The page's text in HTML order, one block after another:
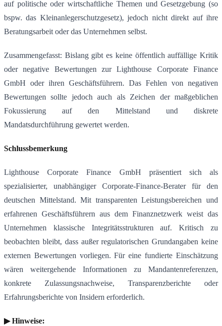
auf politische oder wirtschaftliche Themen und Gesetzgebung (so
bspw. das Kleinanlegerschutzgesetz), jedoch nicht direkt auf ihre
Beratungsarbeit oder das Unternehmen selbst.
Zusammengefasst: Bislang gibt es keine öffentlich auffällige Kritik
oder negative Bewertungen zur Lighthouse Corporate Finance
GmbH oder ihren Geschäftsführern. Das Fehlen von negativen
Bewertungen sollte jedoch auch als Zeichen der maßgeblichen
Fokussierung auf den Mittelstand und diskrete
Mandatsdurchführung gewertet werden.
Schlussbemerkung
Lighthouse Corporate Finance GmbH präsentiert sich als
spezialisierter, unabhängiger Corporate‑Finance‑Berater für den
deutschen Mittelstand. Mit transparenten Leistungsbereichen und
erfahrenen Geschäftsführern aus dem Finanznetzwerk weist das
Unternehmen klassische Integritätsstrukturen auf. Kritisch zu
beobachten bleibt, dass außer regulatorischen Grundangaben keine
externen Bewertungen vorliegen. Für eine fundierte Einschätzung
wären weitergehende Informationen zu Mandantenreferenzen,
konkrete Zulassungsnachweise, Transparenzberichte oder
Erfahrungsberichte von Insidern erforderlich.
▶ Hinweise: